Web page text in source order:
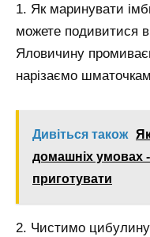
1. Як маринувати
можете подивитися
Яловичину
нарізаємо
Дивіться також
домашніх умовах
приготувати
2. Чистимо цибулину